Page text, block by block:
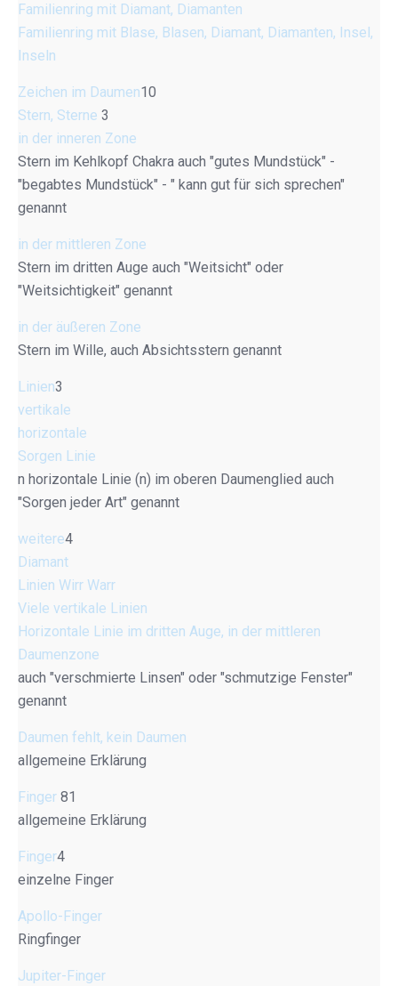
Familienring mit Diamant, Diamanten
Familienring mit Blase, Blasen, Diamant, Diamanten, Insel,
Inseln
Zeichen im Daumen10
Stern, Sterne 3
in der inneren Zone
Stern im Kehlkopf Chakra auch "gutes Mundstück" -
"begabtes Mundstück" - " kann gut für sich sprechen"
genannt
in der mittleren Zone
Stern im dritten Auge auch "Weitsicht" oder
"Weitsichtigkeit" genannt
in der äußeren Zone
Stern im Wille, auch Absichtsstern genannt
Linien3
vertikale
horizontale
Sorgen Linie
n horizontale Linie (n) im oberen Daumenglied auch
"Sorgen jeder Art" genannt
weitere4
Diamant
Linien Wirr Warr
Viele vertikale Linien
Horizontale Linie im dritten Auge, in der mittleren
Daumenzone
auch "verschmierte Linsen" oder "schmutzige Fenster"
genannt
Daumen fehlt, kein Daumen
allgemeine Erklärung
Finger 81
allgemeine Erklärung
Finger4
einzelne Finger
Apollo-Finger
Ringfinger
Jupiter-Finger